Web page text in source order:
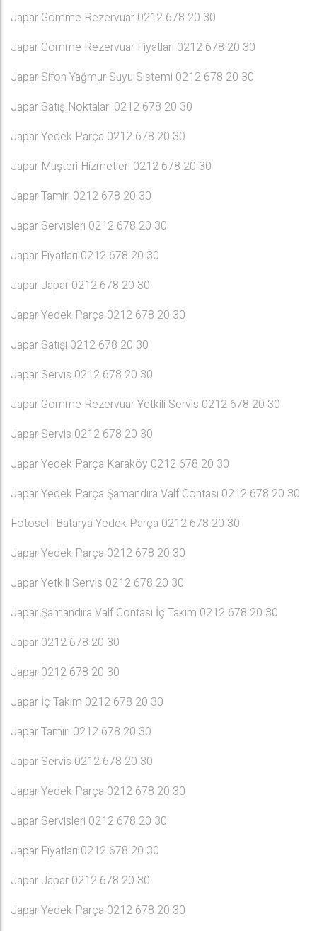
Japar Gömme Rezervuar 0212 678 20 30
Japar Gömme Rezervuar Fiyatları 0212 678 20 30
Japar Sifon Yağmur Suyu Sistemi 0212 678 20 30
Japar Satış Noktaları 0212 678 20 30
Japar Yedek Parça 0212 678 20 30
Japar Müşteri Hizmetleri 0212 678 20 30
Japar Tamiri 0212 678 20 30
Japar Servisleri 0212 678 20 30
Japar Fiyatları 0212 678 20 30
Japar Japar 0212 678 20 30
Japar Yedek Parça 0212 678 20 30
Japar Satışı 0212 678 20 30
Japar Servis 0212 678 20 30
Japar Gömme Rezervuar Yetkili Servis 0212 678 20 30
Japar Servis 0212 678 20 30
Japar Yedek Parça Karaköy 0212 678 20 30
Japar Yedek Parça Şamandıra Valf Contası 0212 678 20 30
Fotoselli Batarya Yedek Parça 0212 678 20 30
Japar Yedek Parça 0212 678 20 30
Japar Yetkili Servis 0212 678 20 30
Japar Şamandıra Valf Contası İç Takım 0212 678 20 30
Japar 0212 678 20 30
Japar 0212 678 20 30
Japar İç Takım 0212 678 20 30
Japar Tamiri 0212 678 20 30
Japar Servis 0212 678 20 30
Japar Yedek Parça 0212 678 20 30
Japar Servisleri 0212 678 20 30
Japar Fiyatları 0212 678 20 30
Japar Japar 0212 678 20 30
Japar Yedek Parça 0212 678 20 30